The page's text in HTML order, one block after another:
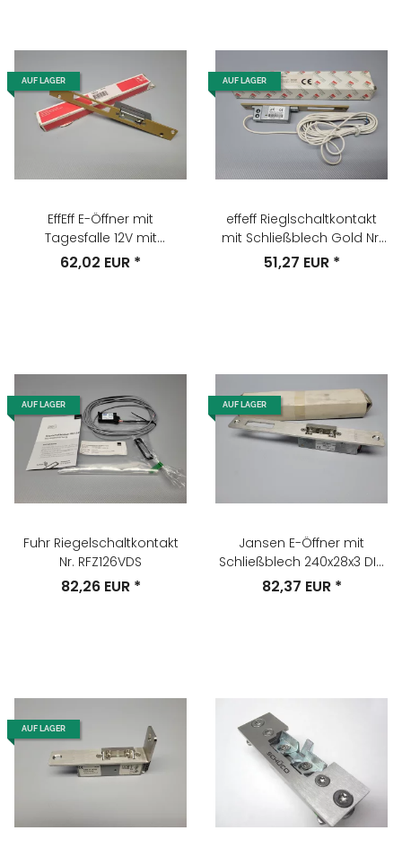
AUF LAGER
EffEff E-Öffner mit
Tagesfalle 12V mit
Schließplatte Gold Nr. 17E-
62,02 EUR *
AUF LAGER
effeff Rieglschaltkontakt
mit Schließblech Gold Nr.
875HZL
51,27 EUR *
AUF LAGER
Fuhr Riegelschaltkontakt
Nr. RFZ126VDS
82,26 EUR *
AUF LAGER
Jansen E-Öffner mit
Schließblech 240x28x3 DIN
Rechts Nr. 555.303
82,37 EUR *
AUF LAGER